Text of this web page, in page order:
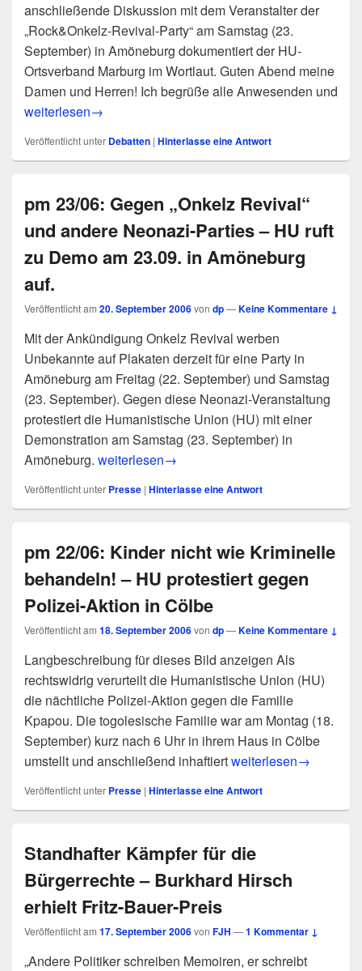
anschließende Diskussion mit dem Veranstalter der
„Rock&Onkelz-Revival-Party“ am Samstag (23.
September) in Amöneburg dokumentiert der HU-
Ortsverband Marburg im Wortlaut. Guten Abend meine
Damen und Herren! Ich begrüße alle Anwesenden und
Die Menschenwürde ist unantastbar – auch von Nazis! –
weiterlesen→
Veröffentlicht unter Debatten | Hinterlasse eine Antwort
pm 23/06: Gegen „Onkelz Revival“
und andere Neonazi-Parties – HU ruft
zu Demo am 23.09. in Amöneburg
auf.
Veröffentlicht am 20. September 2006von dp—Keine Kommentare ↓
Mit der Ankündigung Onkelz Revival werben
Unbekannte auf Plakaten derzeit für eine Party in
Amöneburg am Freitag (22. September) und Samstag
(23. September). Gegen diese Neonazi-Veranstaltung
protestiert die Humanistische Union (HU) mit einer
Demonstration am Samstag (23. September) in
Amöneburg. pm 23/06: Gegen „Onkelz Revival“ und
weiterlesen→
Veröffentlicht unter Presse | Hinterlasse eine Antwort
pm 22/06: Kinder nicht wie Kriminelle
behandeln! – HU protestiert gegen
Polizei-Aktion in Cölbe
Veröffentlicht am 18. September 2006von dp—Keine Kommentare ↓
Langbeschreibung für dieses Bild anzeigen Als
rechtswidrig verurteilt die Humanistische Union (HU)
die nächtliche Polizei-Aktion gegen die Familie
Kpapou. Die togolesische Familie war am Montag (18.
September) kurz nach 6 Uhr in ihrem Haus in Cölbe
umstellt und anschließend inhaftiertpm 22/06: Kinder
weiterlesen→
Veröffentlicht unter Presse | Hinterlasse eine Antwort
Standhafter Kämpfer für die
Bürgerrechte – Burkhard Hirsch
erhielt Fritz-Bauer-Preis
Veröffentlicht am 17. September 2006von FJH —1 Kommentar ↓
„Andere Politiker schreiben Memoiren, er schreibt